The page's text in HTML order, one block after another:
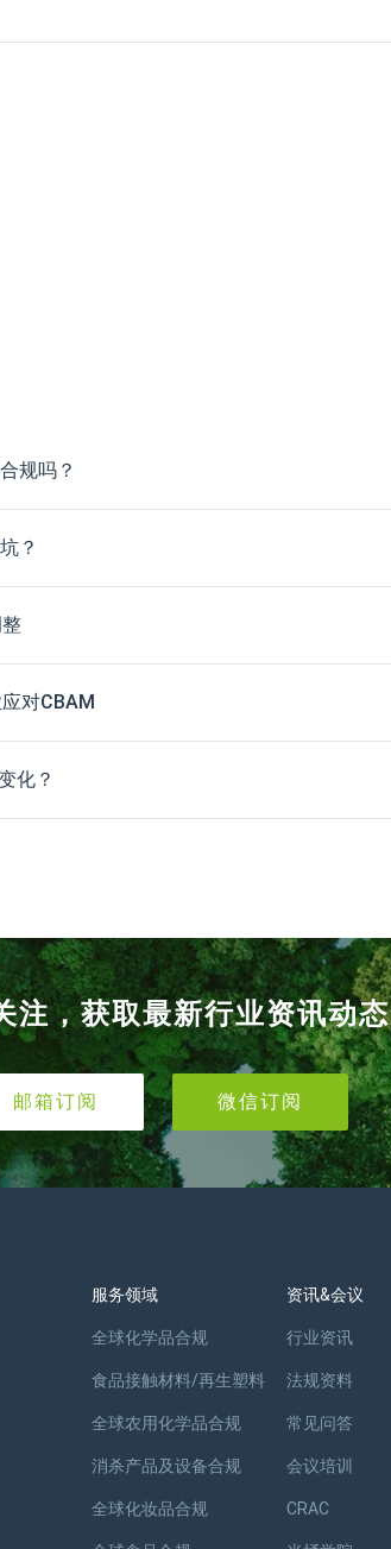
规吗？
？
对CBAM
化？
注，获取最新行业资讯动态
邮箱订阅 微信订阅
服务领域
全球化学品合规
食品接触材料/再生塑料
全球农用化学品合规
消杀产品及设备合规
全球化妆品合规
资讯&会议
行业资讯
法规资料
常见问答
会议培训
CRAC